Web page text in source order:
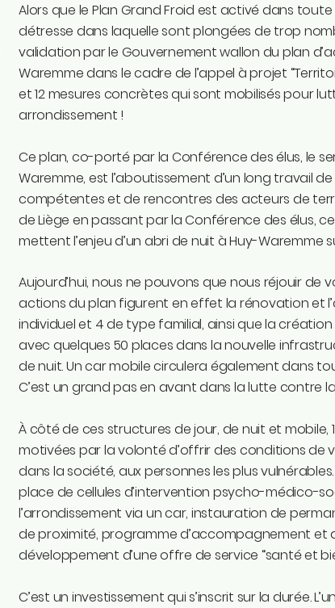
Alors que le Plan Grand Froid est activé dans
détresse dans laquelle sont plongées de trop
validation par le Gouvernement wallon du plan
Waremme dans le cadre de l’appel à projet
et 12 mesures concrètes qui sont mobilisés pour
arrondissement !
Ce plan, co-porté par la Conférence des élus, le
Waremme, est l’aboutissement d’un long travail
compétentes et de rencontres des acteurs de
de Liège en passant par la Conférence des élus,
mettent l’enjeu d’un abri de nuit à Huy-Waremme
Aujourd’hui, nous ne pouvons que nous réjouir de
actions du plan figurent en effet la rénovation et
individuel et 4 de type familial, ainsi que la
avec quelques 50 places dans la nouvelle
de nuit. Un car mobile circulera également dans
C’est un grand pas en avant dans la lutte contre
À côté de ces structures de jour, de nuit et
motivées par la volonté d’offrir des conditions de
dans la société, aux personnes les plus
place de cellules d’intervention psycho-médico-
l’arrondissement via un car, instauration de
de proximité, programme d’accompagnement et
développement d’une offre de service “santé et
C’est un investissement qui s’inscrit sur la durée.